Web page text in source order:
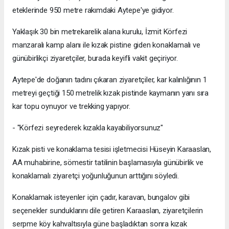
eteklerinde 950 metre rakımdaki Aytepe'ye gidiyor.
Yaklaşık 30 bin metrekarelik alana kurulu, İzmit Körfezi
manzaralı kamp alanı ile kızak pistine giden konaklamalı ve
günübirlikçi ziyaretçiler, burada keyifli vakit geçiriyor.
Aytepe'de doğanın tadını çıkaran ziyaretçiler, kar kalınlığının 1
metreyi geçtiği 150 metrelik kızak pistinde kaymanın yanı sıra
kar topu oynuyor ve trekking yapıyor.
- "Körfezi seyrederek kızakla kayabiliyorsunuz"
Kızak pisti ve konaklama tesisi işletmecisi Hüseyin Karaaslan,
AA muhabirine, sömestir tatilinin başlamasıyla günübirlik ve
konaklamalı ziyaretçi yoğunluğunun arttığını söyledi.
Konaklamak isteyenler için çadır, karavan, bungalov gibi
seçenekler sunduklarını dile getiren Karaaslan, ziyaretçilerin
serpme köy kahvaltısıyla güne başladıktan sonra kızak